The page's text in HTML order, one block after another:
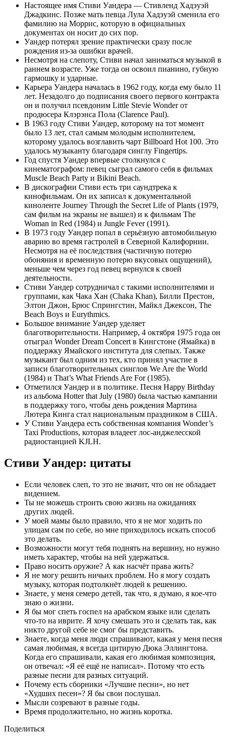
Настоящее имя Стиви Уандера — Стивленд Хадэуэй
Джадкинс. Позже мать певца Лула Хадэуэй сменила его
фамилию на Моррис, которую в официальных
документах он носит до сих пор.
Уандер потерял зрение практически сразу после
рождения из-за ошибки врачей.
Несмотря на слепоту, Стиви начал заниматься музыкой в
раннем возрасте. Уже тогда он освоил пианино, губную
гармошку и ударные.
Карьера Уандера началась в 1962 году, когда ему было 11
лет. Незадолго до подписания своего первого контракта
он и получил псевдоним Little Stevie Wonder от
продюсера Клэрэнса Пола (Clarence Paul).
В 1963 году Стиви Уандер, которому на тот момент
было 13 лет, стал самым молодым исполнителем,
которому удалось возглавить чарт Billboard Hot 100. Это
удалось музыканту благодаря синглу Fingertips.
Год спустя Уандер впервые столкнулся с
кинематографом: певец сыграл самого себя в фильмах
Muscle Beach Party и Bikini Beach.
В дискографии Стиви есть три саундтрека к
кинофильмам. Он их записал к документальной
киноленте Journey Through the Secret Life of Plants (1979,
сам фильм на экраны не вышел) и к фильмам The
Woman in Red (1984) и Jungle Fever (1991).
В 1973 году Уандер попал в серьёзную автомобильную
аварию во время гастролей в Северной Калифорнии.
Несмотря на её последствия (частичную потерю
обоняния и временную потерю вкусовых ощущений),
меньше чем через год певец вернулся к своей
деятельности.
Стиви Уандер сотрудничал с такими исполнителями и
группами, как Чака Хан (Chaka Khan), Билли Престон,
Элтон Джон, Брюс Спрингстин, Майкл Джексон, The
Beach Boys и Eurythmics.
Большое внимание Уандер уделяет
благотворительности. Например, 4 октября 1975 года он
отыграл Wonder Dream Concert в Кингстоне (Ямайка) в
поддержку Ямайского института для слепых. Также
музыкант был одним из тех, кто принял участие в
записи благотворительных синглов We Are the World
(1984) и That’s What Friends Are For (1985).
Отметился Уандер и в политике. Песня Happy Birthday
из альбома Hotter that July (1980) была частью кампании
в поддержку того, чтобы день рождения Мартина
Лютера Кинга стал национальным праздником в США.
У Стиви Уандера есть собственная компания Wonder’s
Taxi Productions, которая владеет лос-анджелесской
радиостанцией KJLH.
Стиви Уандер: цитаты
Если человек слеп, то это не значит, что он не обладает
видением.
Ты не можешь строить свою жизнь на ожиданиях
других людей.
У моей мамы было правило, что я не мог ходить по
улицам сам по себе, но мне приходилось искать способ
это делать.
Возможности могут тебя поднять на вершину, но нужно
иметь характер, чтобы на ней удержаться.
Право носить оружие? А как насчёт права жить?
Я не могу решить ничьих проблем. Но я могу создать
музыку, которая подтолкнёт людей к решению.
Знаете, у меня семеро детей, так что, я думаю, я кое-что
знаю о жизни.
Я бы мог спеть госпел на арабском языке или сделать
что-то на иврите. Я хочу смешать это и сделать так, как
никто другой себе не смог бы представить.
Знаете, когда меня люди спрашивают, какая у меня песня
самая любимая, я всегда цитирую Дюка Эллингтона.
Когда его спрашивали, какая его любимая композиция,
он отвечал: «Я её ещё не написал». Потому что есть
разные песни для разных ситуаций.
Почему есть сборники «Лучшие песни», но нет
«Худших песен»? Я бы свои послушал.
Мысли созревают в разные годы.
Время продолжительно, но жизнь коротка.
Поделиться